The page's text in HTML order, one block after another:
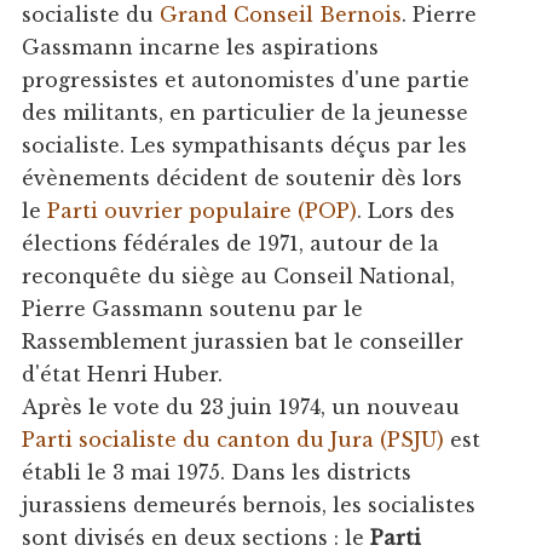
socialiste du Grand Conseil Bernois. Pierre
Gassmann incarne les aspirations
progressistes et autonomistes d'une partie
des militants, en particulier de la jeunesse
socialiste. Les sympathisants déçus par les
évènements décident de soutenir dès lors
le Parti ouvrier populaire (POP). Lors des
élections fédérales de 1971, autour de la
reconquête du siège au Conseil National,
Pierre Gassmann soutenu par le
Rassemblement jurassien bat le conseiller
d'état Henri Huber.
Après le vote du 23 juin 1974, un nouveau
Parti socialiste du canton du Jura (PSJU) est
établi le 3 mai 1975. Dans les districts
jurassiens demeurés bernois, les socialistes
sont divisés en deux sections : le Parti